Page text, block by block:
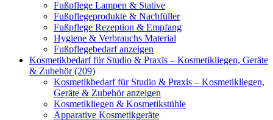
Fußpflege Lampen & Stative
Fußpflegeprodukte & Nachfüller
Fußpflege Rezeption & Empfang
Hygiene & Verbrauchs Material
Fußpflegebedarf anzeigen
Kosmetikbedarf für Studio & Praxis – Kosmetikliegen, Geräte
& Zubehör (209)
Kosmetikbedarf für Studio & Praxis – Kosmetikliegen,
Geräte & Zubehör anzeigen
Kosmetikliegen & Kosmetikstühle
Apparative Kosmetikgeräte